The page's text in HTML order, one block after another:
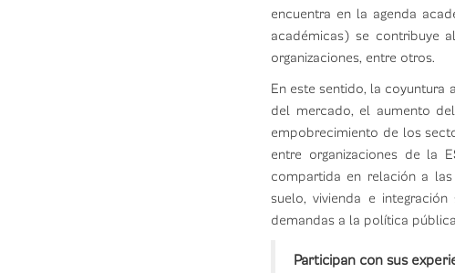
encuentra en la agenda
académicas) se contribuye
organizaciones, entre otros.
En este sentido, la coyuntura
del mercado, el aumento
empobrecimiento de los
entre organizaciones de la
compartida en relación a
suelo, vivienda e
demandas a la política
Participan con sus